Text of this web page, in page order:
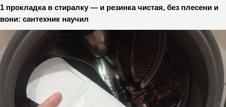
1 прокладка в стиралку — и резинка чистая, без плесени и
вони: сантехник научил